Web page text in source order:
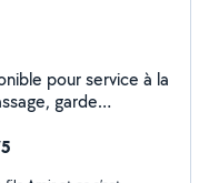
garde
éducatrice de
Perpignan